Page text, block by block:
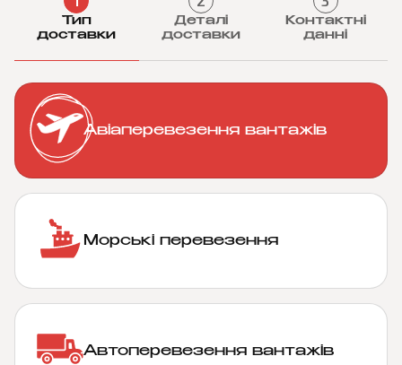
Тип
доставки
Деталі
доставки
Контактні
данні
Авіаперевезення вантажів
Морські перевезення
Автоперевезення вантажів